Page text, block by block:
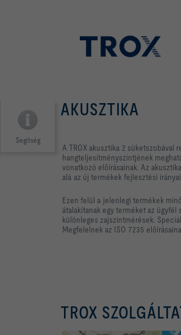
Segítség
AKUSZTIKA
A TROX akusztika 2
hangteljesítményszintjének
vonatkozó előírásainak. Az
alá az új termékek fejlesztési
Ezen felül a jelenlegi termékek
átalakítanak egy terméket az
különleges zajszintmérések.
Megfelelnek az ISO 7235
TROX